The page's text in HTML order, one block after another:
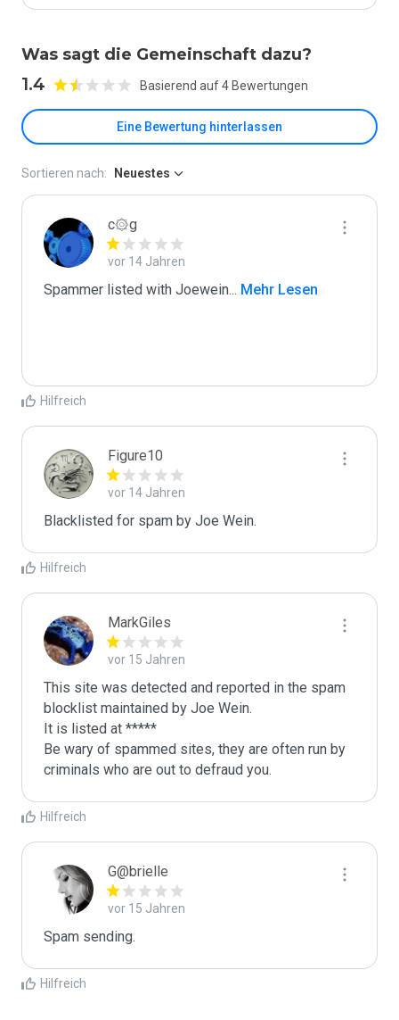
Was sagt die Gemeinschaft dazu?
1.4 Basierend auf 4 Bewertungen
Eine Bewertung hinterlassen
Sortieren nach: Neuestes
c۞g
vor 14 Jahren
Spammer listed with Joewein ... Mehr Lesen
Hilfreich
Figure10
vor 14 Jahren
Blacklisted for spam by Joe Wein.
Hilfreich
MarkGiles
vor 15 Jahren
This site was detected and reported in the spam
blocklist maintained by Joe Wein.
It is listed at *****
Be wary of spammed sites, they are often run by
criminals who are out to defraud you.
Hilfreich
G@brielle
vor 15 Jahren
Spam sending.
Hilfreich